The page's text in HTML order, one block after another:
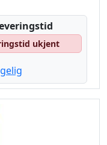
ukjent